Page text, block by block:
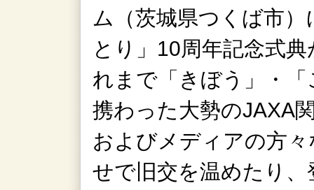
ム（茨城県つくば市
とり」10周年記念式
れまで「きぼう」・
携わった大勢のJAXA
およびメディアの方
せで旧交を温めたり